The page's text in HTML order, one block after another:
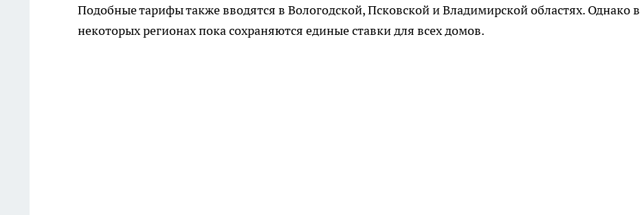
Подобные тарифы также вводятся в Вологодской, Псковской и Владимирской областях. Однако в
некоторых регионах пока сохраняются единые ставки для всех домов.